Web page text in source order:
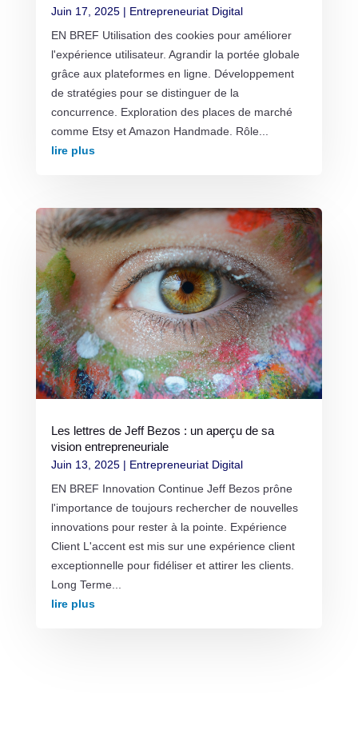
Juin 17, 2025| Entrepreneuriat Digital
EN BREF Utilisation des cookies pour améliorer
l'expérience utilisateur. Agrandir la portée globale
grâce aux plateformes en ligne. Développement
de stratégies pour se distinguer de la
concurrence. Exploration des places de marché
comme Etsy et Amazon Handmade. Rôle...
lire plus
Les lettres de Jeff Bezos : un aperçu de sa
vision entrepreneuriale
Juin 13, 2025| Entrepreneuriat Digital
EN BREF Innovation Continue Jeff Bezos prône
l'importance de toujours rechercher de nouvelles
innovations pour rester à la pointe. Expérience
Client L'accent est mis sur une expérience client
exceptionnelle pour fidéliser et attirer les clients.
Long Terme...
lire plus